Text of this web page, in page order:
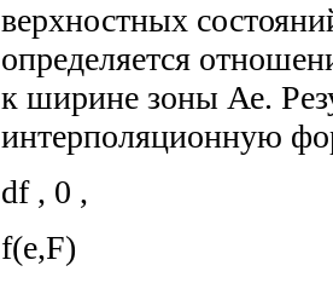
верхностных
определяется
к ширине зоны Ае.
интерполяционную
df , 0 ,
f(e,F)